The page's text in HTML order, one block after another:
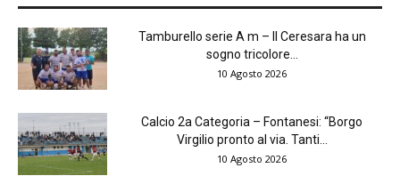
Tamburello serie A m – Il Ceresara ha un
sogno tricolore...
10 Agosto 2026
Calcio 2a Categoria – Fontanesi: “Borgo
Virgilio pronto al via. Tanti...
10 Agosto 2026